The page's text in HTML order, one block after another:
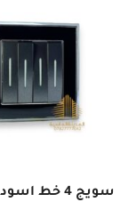
سويج 4 خط اسود كلاسك